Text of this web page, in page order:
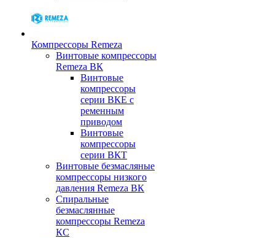
Компрессоры Remeza
Винтовые компрессоры
Remeza ВК
Винтовые
компрессоры
серии ВКЕ с
ременным
приводом
Винтовые
компрессоры
серии ВКТ
Винтовые безмасляные
компрессоры низкого
давления Remeza ВК
Спиральные
безмаслянные
компрессоры Remeza
КС